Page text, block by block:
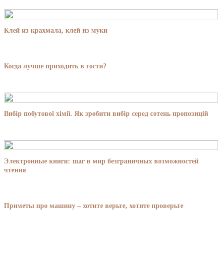
Клей из крахмала, клей из муки
Когда лучше приходить в гости?
Вибір побутової хімії. Як зробити вибір серед сотень пропозицій
Электронные книги: шаг в мир безграничных возможностей
чтения
Приметы про машину – хотите верьте, хотите проверьте